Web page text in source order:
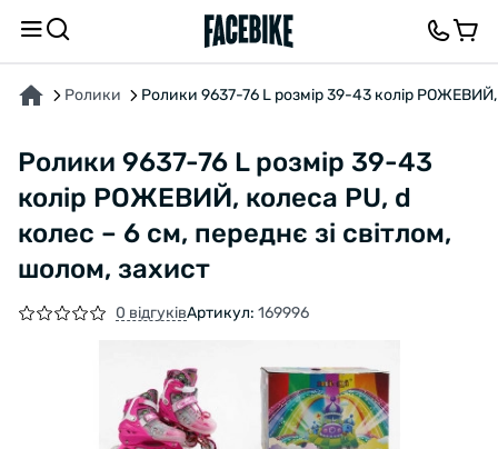
Ролики Ролики 9637-76 L розмір 39-43 колір РОЖЕВИЙ,
Ролики 9637-76 L розмір 39-43
колір РОЖЕВИЙ, колеса PU, d
колес – 6 см, переднє зі світлом,
шолом, захист
0 відгуківАртикул: 169996
ПРО ТОВАР ХАРАКТЕРИСТИКИВІДГУКИ ТА ЗАПИТАННЯ